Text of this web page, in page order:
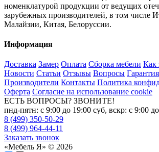
номенклатурой продукции от ведущих
зарубежных производителей, в том числе
Малайзии, Китая, Белоруссии.
Информация
Доставка Замер Оплата Сборка мебели Как
Новости Статьи Отзывы Вопросы Гарантия
Производители Контакты Политика
Оферта Согласие на использование cookie
ЕСТЬ ВОПРОСЫ? ЗВОНИТЕ!
пнд-пятн: с 9:00 до 19:00 суб, вскр: с 9:00
8 (499) 350-50-29
8 (499) 964-44-11
Заказать звонок
«Мебель Я» © 2026